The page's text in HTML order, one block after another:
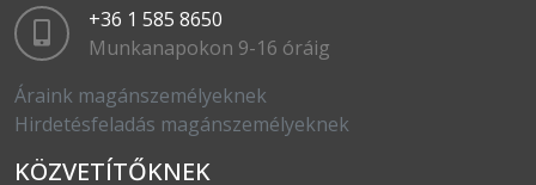
+36 1 585 8650
Munkanapokon 9-16 óráig
Áraink magánszemélyeknek
Hirdetésfeladás magánszemélyeknek
KÖZVETÍTŐKNEK